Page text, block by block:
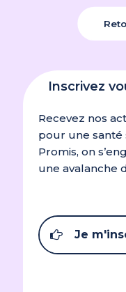
Inscrivez
Recevez nos
pour une santé
Promis, on
une avalanche
Je